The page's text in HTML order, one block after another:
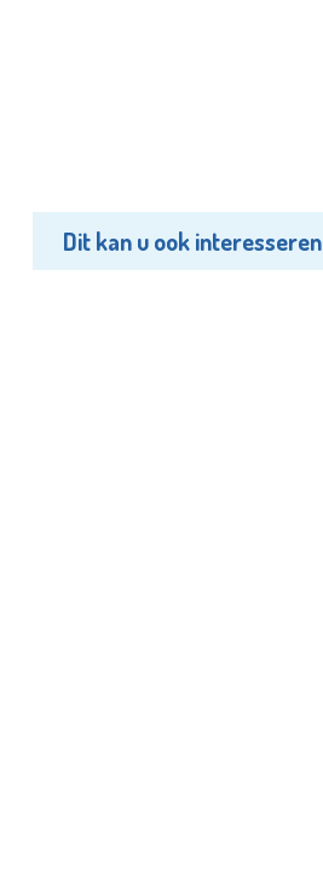
Dit kan u ook interesseren